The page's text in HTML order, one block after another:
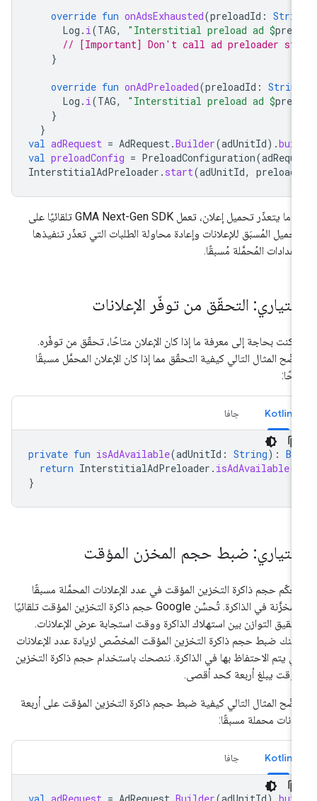
override fun onAdsExhausted(preloadId:
Log.i(TAG , "Interstitial preload ad $
// [Important] Don't call ad preloader
override fun onAdPreloaded(preloadId:
Log.i(TAG , "Interstitial preload ad $
val adRequest = AdRequest.Builder(adUnitId).
val preloadConfig = PreloadConfiguration(
InterstitialAdPreloader.start(adUnitId,
يتعذّر تحميل إعلان، تعملGMA Next-Gen SDKتلقائيًا على
المُسبَق للإعلانات وإعادة محاولة الطلبات التي تعذّر تنفيذها
المُحمَّلة مُسبقًا.
التحقّق من توفّر الإعلانات
كنت بحاجة إلى معرفة ما إذا كان الإعلان متاحًا، تحقّق من توفّره.
المثال التالي كيفية التحقّق مما إذا كان الإعلان المحمَّل مسبقًا
Kotlin
private fun isAdAvailable(adUnitId: String ):
return InterstitialAdPreloader.isAdAvailable
ضبط حجم المخزن المؤقت
حجم ذاكرة التخزين المؤقت في عدد الإعلانات المحمَّلة مسبقًا
والمخزَّنة في الذاكرة. تُحسِّن Google حجم ذاكرة التخزين المؤقت تلقائيًا
التوازن بين استهلاك الذاكرة ووقت استجابة عرض الإعلانات.
ضبط حجم ذاكرة التخزين المؤقت المخصّص لزيادة عدد الإعلانات
يتم الاحتفاظ بها في الذاكرة. ننصحك باستخدام حجم ذاكرة التخزين
يبلغ أربعة كحد أقصى.
المثال التالي كيفية ضبط حجم ذاكرة التخزين المؤقت على أربعة
محملة مسبقًا:
Kotlin